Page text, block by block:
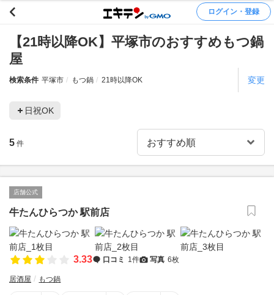
ログイン・登録
【21時以降OK】平塚市のおすすめもつ鍋
屋
検索条件 平塚市 もつ鍋 21時以降OK 変更
日祝OK
5 件
店舗公式
牛たんひらつか 駅前店
3.33 口コミ 1件 写真 6枚
居酒屋 もつ鍋